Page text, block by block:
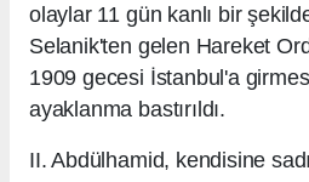
olaylar 11 gün kanlı bir
Selanik'ten gelen Hareket
1909 gecesi İstanbul'a
ayaklanma bastırıldı.
II. Abdülhamid, kendisine